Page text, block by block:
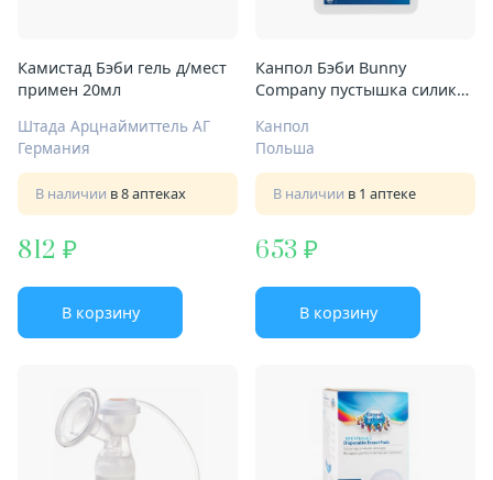
Камистад Бэби гель д/мест
примен 20мл
Штада Арцнаймиттель АГ
Германия
В наличии в 8 аптеках
812
В корзину
Канпол Бэби Bunny
Company пустышка силик
Канпол
Польша
В наличии в 1 аптеке
653
В корзину